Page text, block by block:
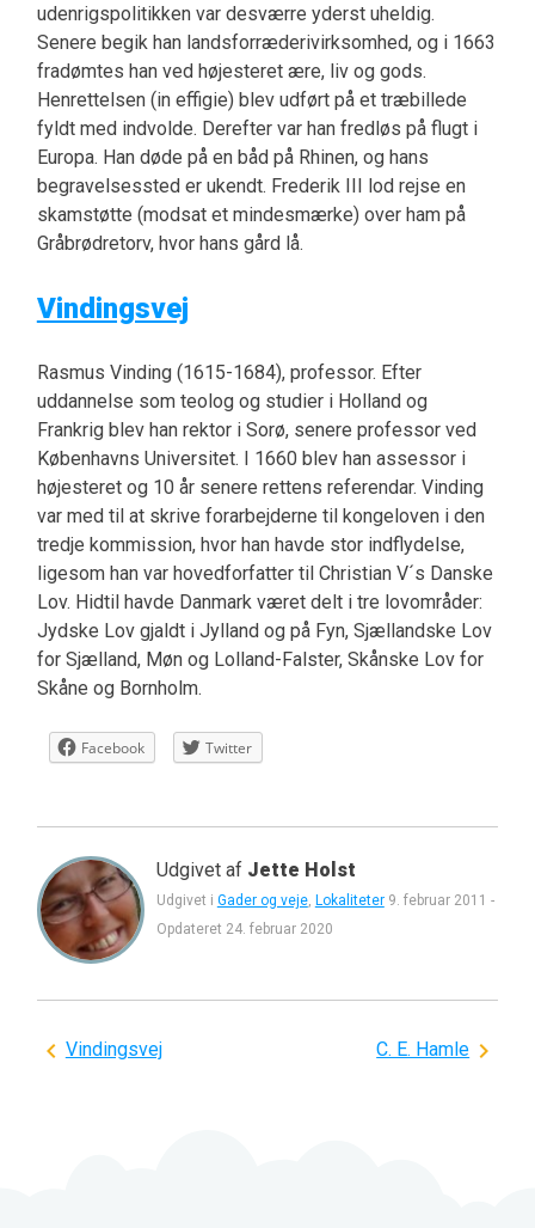
udenrigspolitikken var desværre yderst uheldig.
Senere begik han landsforræderivirksomhed, og i 1663
fradømtes han ved højesteret ære, liv og gods.
Henrettelsen (in effigie) blev udført på et træbillede
fyldt med indvolde. Derefter var han fredløs på flugt i
Europa. Han døde på en båd på Rhinen, og hans
begravelsessted er ukendt. Frederik III lod rejse en
skamstøtte (modsat et mindesmærke) over ham på
Gråbrødretorv, hvor hans gård lå.
Vindingsvej
Rasmus Vinding (1615-1684), professor. Efter
uddannelse som teolog og studier i Holland og
Frankrig blev han rektor i Sorø, senere professor ved
Københavns Universitet. I 1660 blev han assessor i
højesteret og 10 år senere rettens referendar. Vinding
var med til at skrive forarbejderne til kongeloven i den
tredje kommission, hvor han havde stor indflydelse,
ligesom han var hovedforfatter til Christian V´s Danske
Lov. Hidtil havde Danmark været delt i tre lovområder:
Jydske Lov gjaldt i Jylland og på Fyn, Sjællandske Lov
for Sjælland, Møn og Lolland-Falster, Skånske Lov for
Skåne og Bornholm.
Facebook Twitter
Udgivet af Jette Holst
Udgivet i Gader og veje, Lokaliteter 9. februar 2011 -
Opdateret 24. februar 2020
Indlægsnavigation
Vindingsvej C. E. Hamle